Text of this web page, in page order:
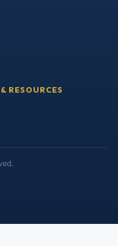
RESOURCES